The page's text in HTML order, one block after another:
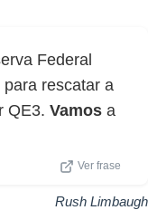
Federal
rescatar a
QE3. Vamos a
Ver frase
Rush Limbaugh